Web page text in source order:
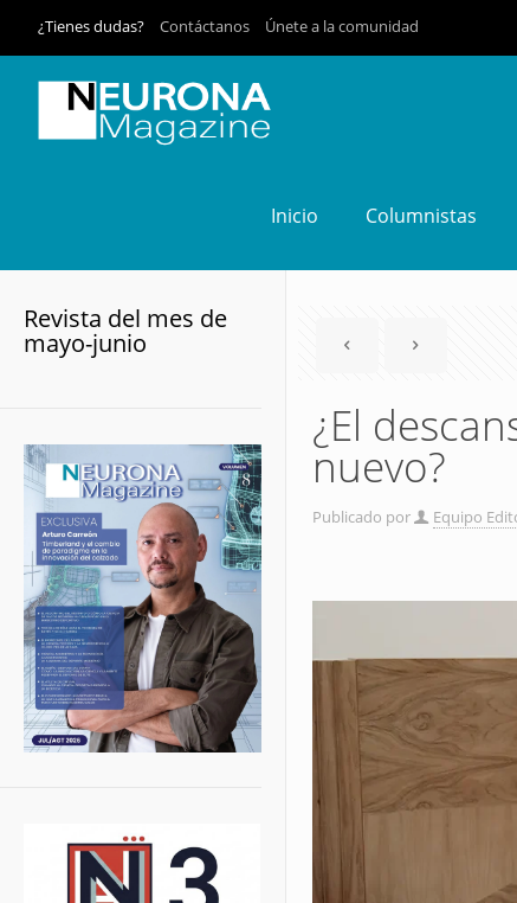
¿Tienes dudas? Contáctanos Únete a la comunidad
Inicio Columnistas
¿El
nuevo?
Publicado por Equipo
Revista del mes de
mayo-junio